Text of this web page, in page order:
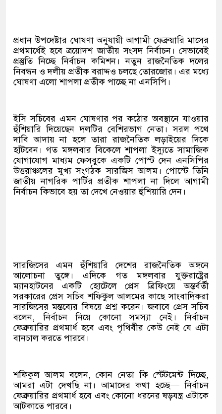
প্রধান উপদেষ্টার ঘোষণা অনুযায়ী আগামী ফেব্রুয়ারি মাসের
প্রথমার্ধেই হবে ত্রয়োদশ জাতীয় সংসদ নির্বাচন। সেভাবেই
প্রস্তুতি নিচ্ছে নির্বাচন কমিশন। নতুন রাজনৈতিক দলের
নিবন্ধন ও দলীয় প্রতীক বরাদ্দও চলছে তোরজোর। এর মধ্যে
ঘোষণা এলো শাপলা প্রতীক পাচ্ছে না এনসিপি।
ইসি সচিবের এমন ঘোষণার পর কঠোর অবস্থানে যাওয়ার
হুঁশিয়ারি দিয়েছেন দলটির বেশিরভাগ নেতা। সরল পথে
দাবি আদায় না হলে তারা রাজনৈতিক লড়াইয়ের দিকে
হাঁটবেন। গত মঙ্গলবার বিকেলে শাপলা ইস্যুতে সামাজিক
যোগাযোগ মাধ্যম ফেসবুকে একটি পোস্ট দেন এনসিপির
উত্তরাঞ্চলের মুখ্য সংগঠক সারজিস আলম। পোস্টে তিনি
জাতীয় নাগরিক পার্টির প্রতীক শাপলা না দিলে আগামী
নির্বাচন কিভাবে হয় তা দেখে নেওয়ার হুঁশিয়ারি দেন।
সারজিসের এমন হুঁশিয়ারি দেশের রাজনৈতিক অঙ্গনে
আলোচনা তুঙ্গে। এদিকে গত মঙ্গলবার যুক্তরাষ্ট্রের
ম্যানহাটনের একটি হোটেলে প্রেস ব্রিফিংয়ে অন্তর্বর্তী
সরকারের প্রেস সচিব শফিকুল আলমের কাছে সাংবাদিকরা
সারজিসের মন্তব্যের বিষয়ে প্রশ্ন করেন। জবাবে প্রেস সচিব
বলেন, নির্বাচন নিয়ে কোনো সমস্যা নেই। নির্বাচন
ফেব্রুয়ারির প্রথমার্ধ হবে এবং পৃথিবীর কেউ নেই যে এটা
বানচাল করতে পারবে।
শফিকুল আলম বলেন, কোন নেতা কি স্টেটমেন্ট দিচ্ছে,
আমরা এটা দেখছি না। আমাদের কথা হচ্ছে— নির্বাচন
ফেব্রুয়ারির প্রথমার্ধ হবে এবং কোনো ধরনের ষড়যন্ত্র এটাকে
আটকাতে পারবে।